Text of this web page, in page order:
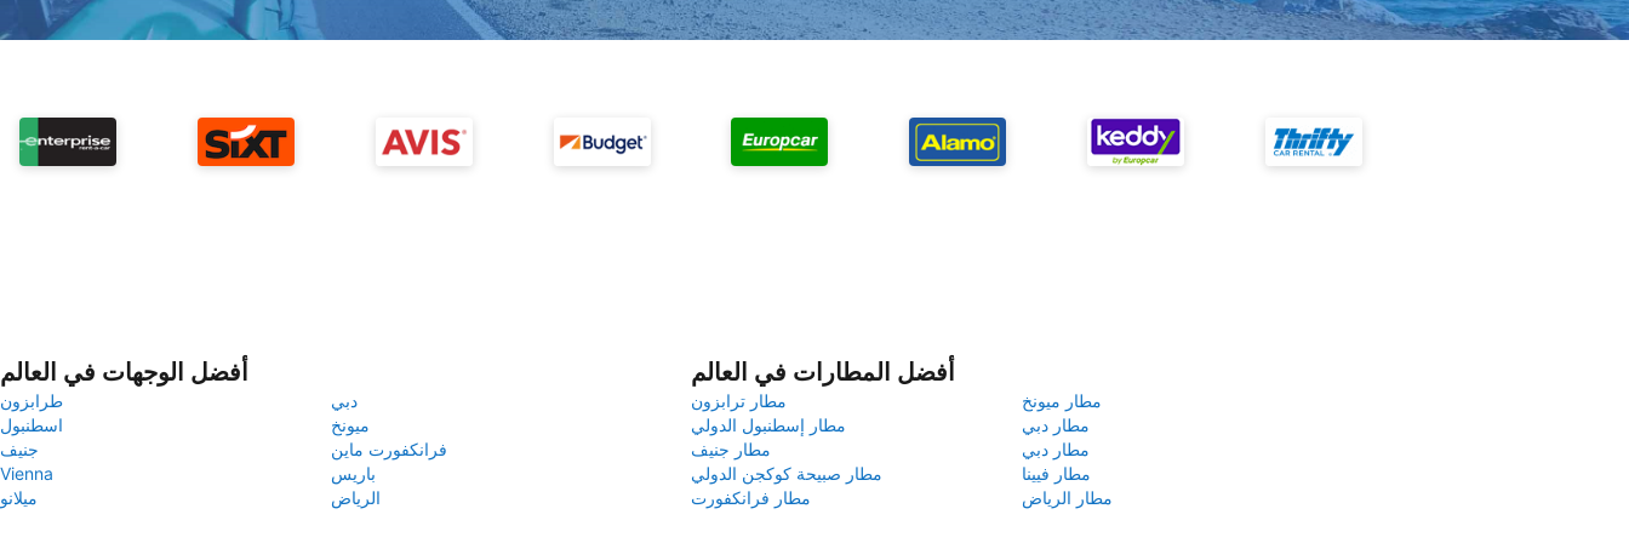
أفضل الوجهات في العالم
طرابزون
دبي
اسطنبول
ميونخ
جنيف
فرانكفورت ماين
Vienna
باريس
ميلانو
الرياض
أفضل المطارات في العالم
مطار ترابزون
مطار ميونخ
مطار إسطنبول الدولي
مطار دبي
مطار جنيف
مطار دبي
مطار صبيحة كوكجن الدولي
مطار فيينا
مطار فرانكفورت
مطار الرياض